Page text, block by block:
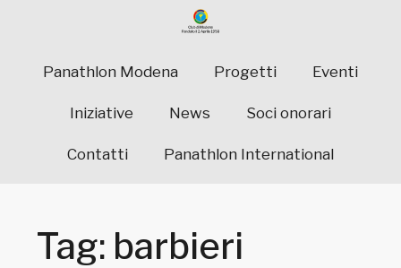
Panathlon Modena Progetti Eventi
Iniziative News Soci onorari
Contatti Panathlon International
Tag: barbieri